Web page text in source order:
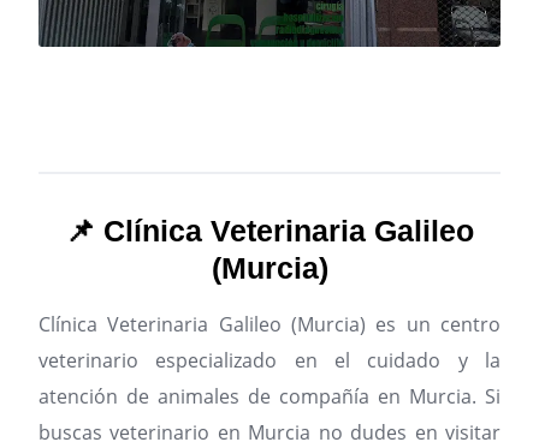
📌 Clínica Veterinaria Galileo
(Murcia)
Clínica Veterinaria Galileo (Murcia) es un centro
veterinario especializado en el cuidado y la
atención de animales de compañía en Murcia. Si
buscas veterinario en Murcia no dudes en visitar